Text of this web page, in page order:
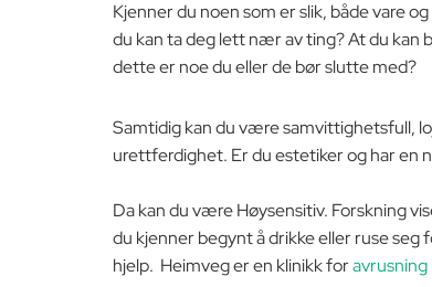
Kjenner du noen som er slik, både vare
du kan ta deg lett nær av ting? At du kan
dette er noe du eller de bør slutte med?
Samtidig kan du være samvittighetsfull,
urettferdighet. Er du estetiker og har en
Da kan du være Høysensitiv. Forskning
du kjenner begynt å drikke eller ruse seg
hjelp. Heimveg er en klinikk foravrusning